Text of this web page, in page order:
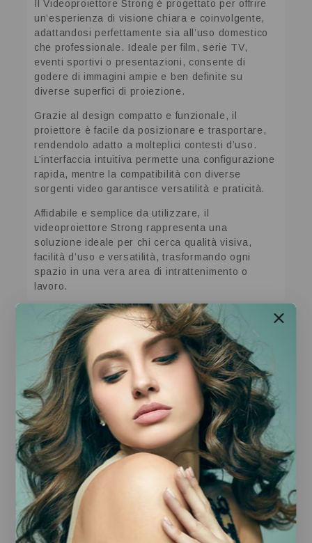
Il Videoproiettore Strong è progettato per offrire
un’esperienza di visione chiara e coinvolgente,
adattandosi perfettamente sia all’uso domestico
che professionale. Ideale per film, serie TV,
eventi sportivi o presentazioni, consente di
godere di immagini ampie e ben definite su
diverse superfici di proiezione.
Grazie al design compatto e funzionale, il
proiettore è facile da posizionare e trasportare,
rendendolo adatto a molteplici contesti d’uso.
L’interfaccia intuitiva permette una configurazione
rapida, mentre la compatibilità con diverse
sorgenti video garantisce versatilità e praticità.
Affidabile e semplice da utilizzare, il
videoproiettore Strong rappresenta una
soluzione ideale per chi cerca qualità visiva,
facilità d’uso e versatilità, trasformando ogni
spazio in una vera area di intrattenimento o
lavoro.
Prodotti Correlati
LAVATRICE P Samsung A17 5G 4/128